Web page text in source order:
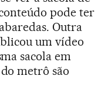
pode ter
Outra
um vídeo
sacola em
metrô são